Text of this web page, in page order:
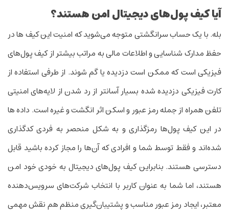
آیا کیف پول‌های دیجیتال امن هستند؟
بله. با یک حساب سر­انگشتی متوجه می‌شوید که امنیت این کیف ­ها در
حفظ مدارک شناسایی و اطلاعات مالی به مراتب بیشتر از کیف­ پول‌های
فیزیکی است که ممکن است دزدیده یا گم شوند. از طرفی استفاده از
کارت فیزیکی دزدیده شده بسیار آسان­تر از رد شدن از لایه‌های امنیتی
تلفن همراه از جمله رمز عبور و اسکن اثر انگشت و غیره است. داده ­ها
در این کیف­ پول‌ها رمزگذاری و به شکل منحصر به فردی کد­گذاری
شده‌­اند و فقط توسط شما و افرادی که آن‌ها را مجاز کرده باشید قابل
دسترسی هستند. بنابراین کیف پول‌های دیجیتال به خودی خود امن
هستند، اما شما به عنوان کاربر با انتخاب شرکت‌های سرویس‌دهنده
معتبر، ایجاد رمز عبور مناسب و پشتیبان‌گیری منظم هم نقش مهمی